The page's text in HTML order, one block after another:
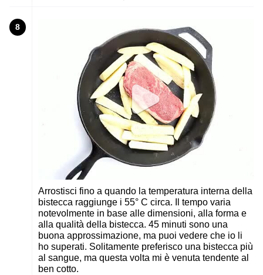
8
Arrostisci fino a quando la temperatura interna della
bistecca raggiunge i 55° C circa. Il tempo varia
notevolmente in base alle dimensioni, alla forma e
alla qualità della bistecca. 45 minuti sono una
buona approssimazione, ma puoi vedere che io li
ho superati. Solitamente preferisco una bistecca più
al sangue, ma questa volta mi è venuta tendente al
ben cotto.